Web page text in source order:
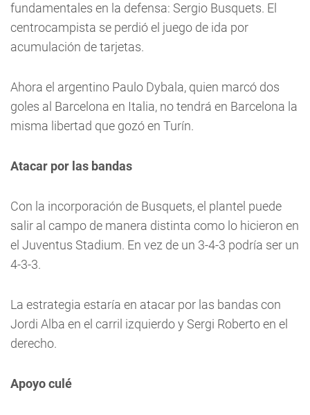
fundamentales en la defensa: Sergio Busquets. El
centrocampista se perdió el juego de ida por
acumulación de tarjetas.
Ahora el argentino Paulo Dybala, quien marcó dos
goles al Barcelona en Italia, no tendrá en Barcelona la
misma libertad que gozó en Turín.
Atacar por las bandas
Con la incorporación de Busquets, el plantel puede
salir al campo de manera distinta como lo hicieron en
el Juventus Stadium. En vez de un 3-4-3 podría ser un
4-3-3.
La estrategia estaría en atacar por las bandas con
Jordi Alba en el carril izquierdo y Sergi Roberto en el
derecho.
Apoyo culé